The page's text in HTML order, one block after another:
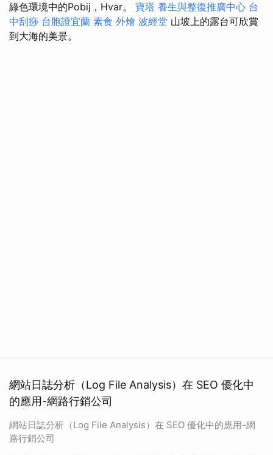
綠色環境中的Pobij，Hvar。 寶塔 養生與整復推廣中心 台
中刮痧 台胞證宜蘭 素食 外燴 波經堂 山坡上的露台可欣賞
到大海的美景。
網站日誌分析（Log File Analysis）在 SEO 優化中
的應用-網路行銷公司
網站日誌分析（Log File Analysis）在 SEO 優化中的應用-網
路行銷公司